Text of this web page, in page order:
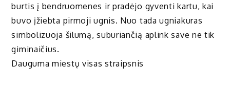
burtis į bendruomenes ir pradėjo gyventi kartu, kai
buvo įžiebta pirmoji ugnis. Nuo tada ugniakuras
simbolizuoja šilumą, suburiančią aplink save ne tik
giminaičius.
Dauguma miestų visas straipsnis